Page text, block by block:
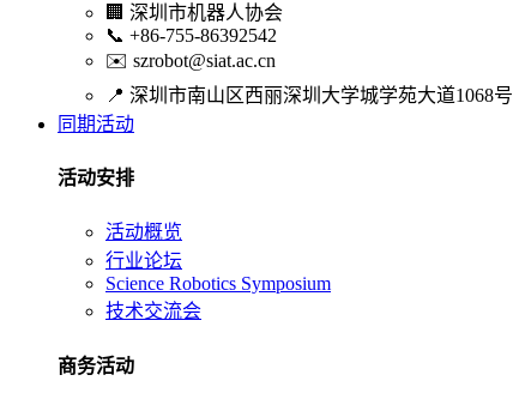
🏢 深圳市机器人协会
📞 +86-755-86392542
✉️ szrobot@siat.ac.cn
📍 深圳市南山区西丽深圳大学城学苑大道1068号
同期活动
活动安排
活动概览
行业论坛
Science Robotics Symposium
技术交流会
商务活动